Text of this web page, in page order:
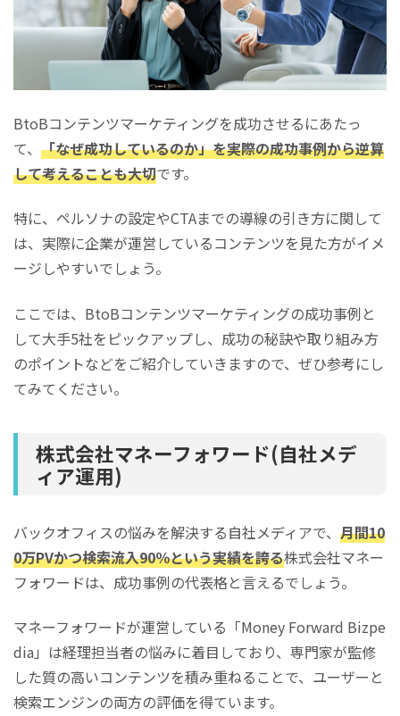
BtoBコンテンツマーケティングを成功させるにあたっ
て、 「なぜ成功しているのか」を実際の成功事例から逆算
して考えることも大切です。
特に、ペルソナの設定やCTAまでの導線の引き方に関して
は、実際に企業が運営しているコンテンツを見た方がイメ
ージしやすいでしょう。
ここでは、BtoBコンテンツマーケティングの成功事例と
して大手5社をピックアップし、成功の秘訣や取り組み方
のポイントなどをご紹介していきますので、ぜひ参考にし
てみてください。
株式会社マネーフォワード(自社メデ
ィア運用)
バックオフィスの悩みを解決する自社メディアで、 月間10
0万PVかつ検索流入90％という実績を誇る株式会社マネー
フォワードは、成功事例の代表格と言えるでしょう。
マネーフォワードが運営している「Money Forward Bizpe
dia」は経理担当者の悩みに着目しており、専門家が監修
した質の高いコンテンツを積み重ねることで、ユーザーと
検索エンジンの両方の評価を得ています。